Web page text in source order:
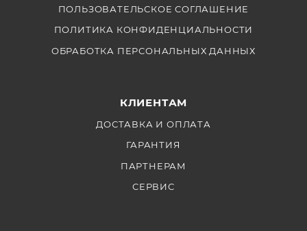
ПОЛЬЗОВАТЕЛЬСКОЕ СОГЛАШЕНИЕ
ПОЛИТИКА КОНФИДЕНЦИАЛЬНОСТИ
ОБРАБОТКА ПЕРСОНАЛЬНЫХ ДАННЫХ
КЛИЕНТАМ
ДОСТАВКА И ОПЛАТА
ГАРАНТИЯ
ПАРТНЕРАМ
СЕРВИС